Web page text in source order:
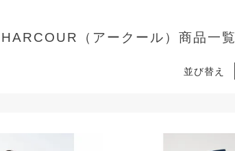
HARCOUR（アークール）商品一覧
並び替え